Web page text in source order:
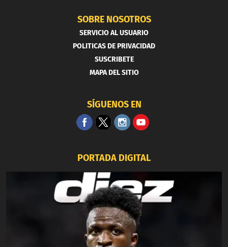
SOBRE NOSOTROS
SERVICIO AL USUARIO
POLITICAS DE PRIVACIDAD
SUSCRIBETE
MAPA DEL SITIO
SÍGUENOS EN
PORTADA DIGITAL